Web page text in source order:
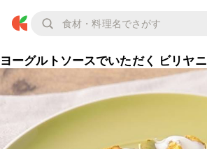
ヨーグルトソースでいただく ビリヤニ